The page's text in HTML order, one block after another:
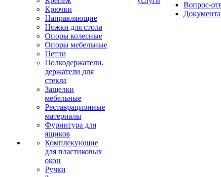
Крючки
Направляющие
Ножки для стола
Опоры колесные
Опоры мебельные
Петли
Полкодержатели,
держатели для
стекла
Защелки
мебельные
Реставрационные
материалы
Фурнитура для
ящиков
Комплекующие
для пластиковых
окон
Ручки
Вопрос-